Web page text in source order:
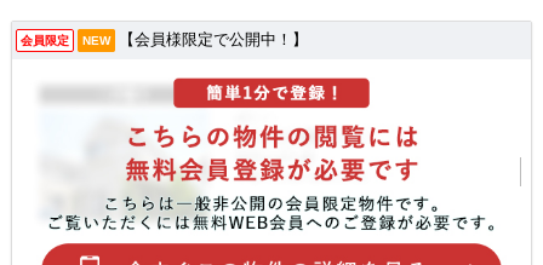
会員限定 NEW 【会員様限定で公開中！】